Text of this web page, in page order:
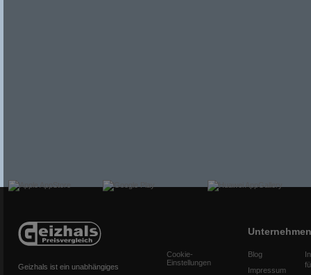
Geizhals ist ein unabhängiges
Cookie-
Einstellungen
Unternehmen
Blog
Impressum